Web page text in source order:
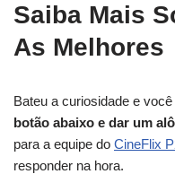
Saiba Mais
As Melhores
Bateu a curiosidade e
botão abaixo e dar um alô
para a equipe do CineFlix
responder na hora.